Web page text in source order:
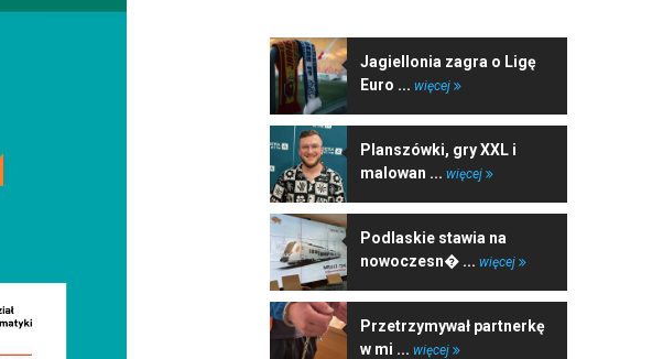
Jagiellonia zagra o Ligę
Euro ... więcej
Planszówki, gry XXL i
malowan ... więcej
Podlaskie stawia na
nowoczesn� ... więcej
Przetrzymywał partnerkę
w mi ... więcej